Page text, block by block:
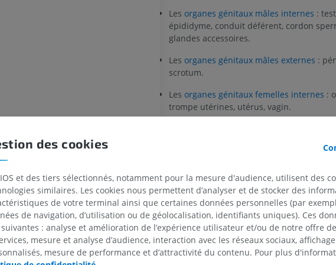
Les organes génitaux mâles internes :
épididyme, conduit déférent, cordon
glandes accessoires.
Les organes génitaux mâles externes :
scrotum.
Les organes génitaux femelles internes :
trompe utérines, utérus, vagin.
La définition est incorrecte/
PROPOSER UNE MODIFICATION
Galerie
CHEVAL SOURIS
des cookies
et des tiers sélectionnés, notamment pour la mesure d'audience, utilisent des
similaires. Les cookies nous permettent d’analyser et de stocker des
de votre terminal ainsi que certaines données personnelles (par
de navigation, d’utilisation ou de géolocalisation, identifiants uniques). Ces
: analyse et amélioration de l’expérience utilisateur et/ou de notre offre
mesure et analyse d’audience, interaction avec les réseaux sociaux,
mesure de performance et d’attractivité du contenu. Pour plus